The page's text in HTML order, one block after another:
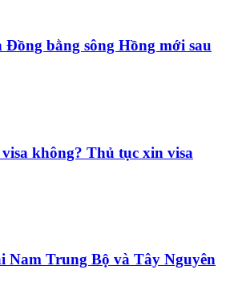
Đồng bằng sông Hồng mới sau
không? Thủ tục xin visa
Nam Trung Bộ và Tây Nguyên